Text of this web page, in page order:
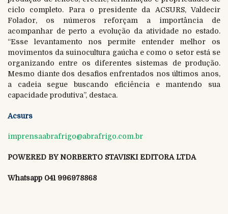
ciclo completo. Para o presidente da ACSURS, Valdecir
Folador, os números reforçam a importância de
acompanhar de perto a evolução da atividade no estado.
“Esse levantamento nos permite entender melhor os
movimentos da suinocultura gaúcha e como o setor está se
organizando entre os diferentes sistemas de produção.
Mesmo diante dos desafios enfrentados nos últimos anos,
a cadeia segue buscando eficiência e mantendo sua
capacidade produtiva”, destaca.
Acsurs
imprensaabrafrigo@abrafrigo.com.br
POWERED BY NORBERTO STAVISKI EDITORA LTDA
Whatsapp 041 996978868